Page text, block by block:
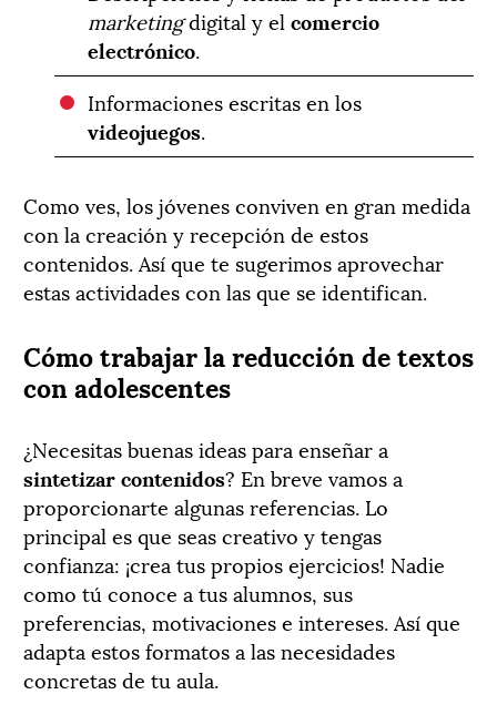
marketingdigital y elcomercio
electrónico.
Informaciones escritas en los
videojuegos.
Como ves, los jóvenes conviven en gran medida
con la creación y recepción de estos
contenidos. Así que te sugerimos aprovechar
estas actividades con las que se identifican.
Cómo trabajar la reducción de textos
con adolescentes
¿Necesitas buenas ideas para enseñar a
sintetizar contenidos? En breve vamos a
proporcionarte algunas referencias. Lo
principal es que seas creativo y tengas
confianza: ¡crea tus propios ejercicios! Nadie
como tú conoce a tus alumnos, sus
preferencias, motivaciones e intereses. Así que
adapta estos formatos a las necesidades
concretas de tu aula.